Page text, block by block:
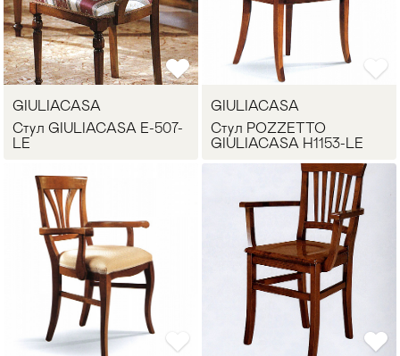
Мягкая мебель
Кровати
Столы >
Стулья >
Хранение
Комоды и
Мебель
GIULIACASA
Стул GIULIACASA E-507-
LE
GIULIACASA
Стул POZZETTO
GIULIACASA H1153-LE